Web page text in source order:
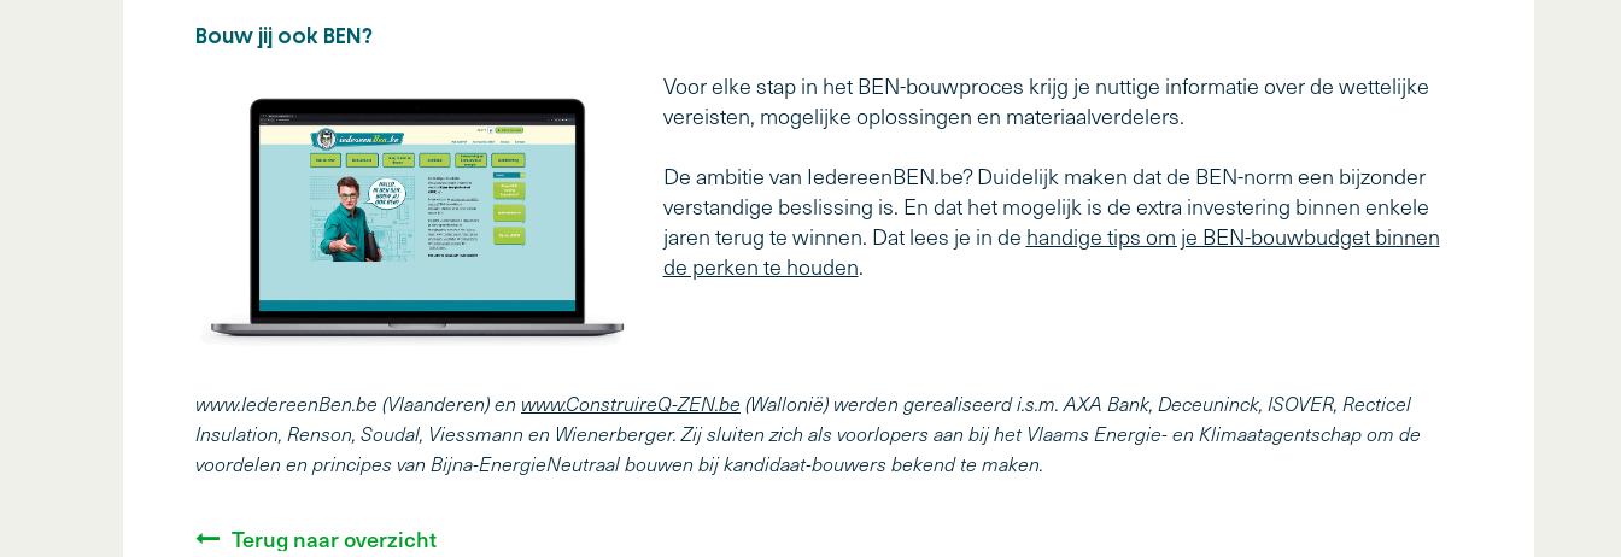
Bouw jij ook BEN?
Voor elke stap in het BEN-bouwproces krijg je nuttige informatie over de wettelijke
vereisten, mogelijke oplossingen en materiaalverdelers.
De ambitie van IedereenBEN.be? Duidelijk maken dat de BEN-norm een bijzonder
verstandige beslissing is. En dat het mogelijk is de extra investering binnen enkele
jaren terug te winnen. Dat lees je in de handige tips om je BEN-bouwbudget binnen
de perken te houden.
www.IedereenBen.be (Vlaanderen) en www.ConstruireQ-ZEN.be (Wallonië) werden gerealiseerd i.s.m. AXA Bank, Deceuninck, ISOVER, Recticel
Insulation, Renson, Soudal, Viessmann en Wienerberger. Zij sluiten zich als voorlopers aan bij het Vlaams Energie- en Klimaatagentschap om de
voordelen en principes van Bijna-EnergieNeutraal bouwen bij kandidaat-bouwers bekend te maken.
Terug naar overzicht